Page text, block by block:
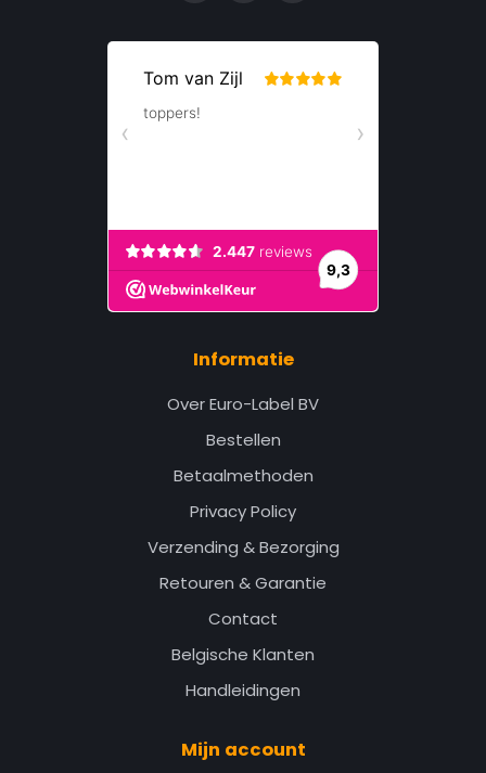
Informatie
Over Euro-Label BV
Bestellen
Betaalmethoden
Privacy Policy
Verzending & Bezorging
Retouren & Garantie
Contact
Belgische Klanten
Handleidingen
Mijn account